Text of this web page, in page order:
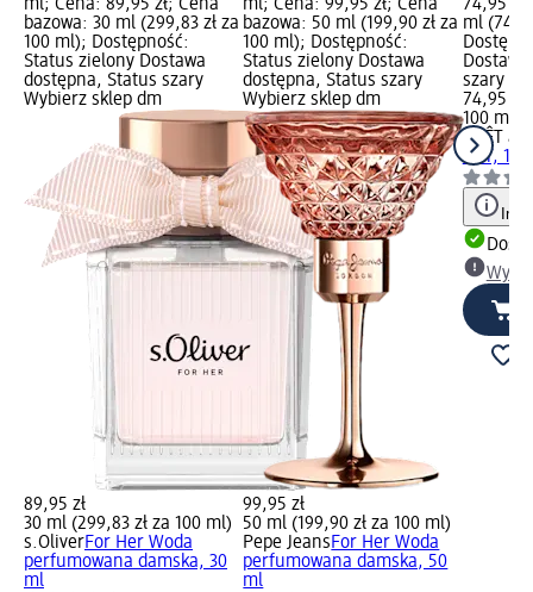
ml; Cena: 89,95 zł; Cena
bazowa: 30 ml (299,83 zł za
100 ml); Dostępność:
Status zielony Dostawa
dostępna, Status szary
Wybierz sklep dm
89,95 zł
30 ml (299,83 zł za 100 ml)
s.OliverFor Her Woda
perfumowana damska, 30
ml
ml; Cena: 99,95 zł; Cena
bazowa: 50 ml (199,90 zł za
100 ml); Dostępność:
Status zielony Dostawa
dostępna, Status szary
Wybierz sklep dm
99,95 zł
50 ml (199,90 zł za 100 ml)
Pepe JeansFor Her Woda
perfumowana damska, 50
ml
74,95
ml
szary
74,95 zł
100 ml
PRÊT à
EDT,